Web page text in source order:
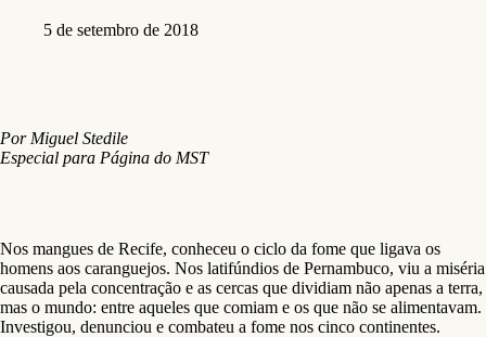
5 de setembro de 2018
Por Miguel Stedile
Especial para Página do MST
Nos mangues de Recife, conheceu o ciclo da fome que ligava os
homens aos caranguejos. Nos latifúndios de Pernambuco, viu a miséria
causada pela concentração e as cercas que dividiam não apenas a terra,
mas o mundo: entre aqueles que comiam e os que não se alimentavam.
Investigou, denunciou e combateu a fome nos cinco continentes.